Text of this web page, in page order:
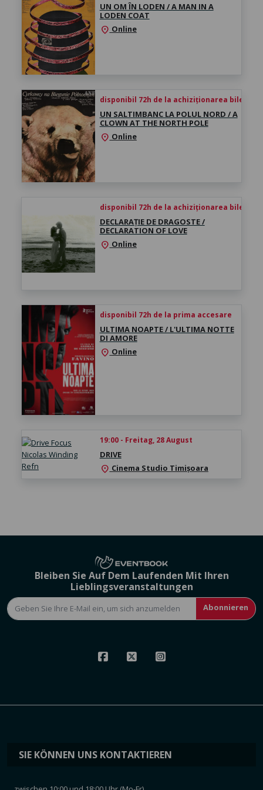
UN OM ÎN LODEN / A MAN IN A
LODEN COAT
location_on Online
disponibil 72h de la achiziționarea biletului
UN SALTIMBANC LA POLUL NORD / A
CLOWN AT THE NORTH POLE
location_on Online
disponibil 72h de la achiziționarea biletului
DECLARAȚIE DE DRAGOSTE /
DECLARATION OF LOVE
location_on Online
disponibil 72h de la prima accesare
ULTIMA NOAPTE / L'ULTIMA NOTTE
DI AMORE
location_on Online
19:00 - Freitag, 28 August
DRIVE
location_on Cinema Studio Timișoara
Bleiben Sie Auf Dem Laufenden Mit Ihren
Lieblingsveranstaltungen
Abonnieren
SIE KÖNNEN UNS KONTAKTIEREN